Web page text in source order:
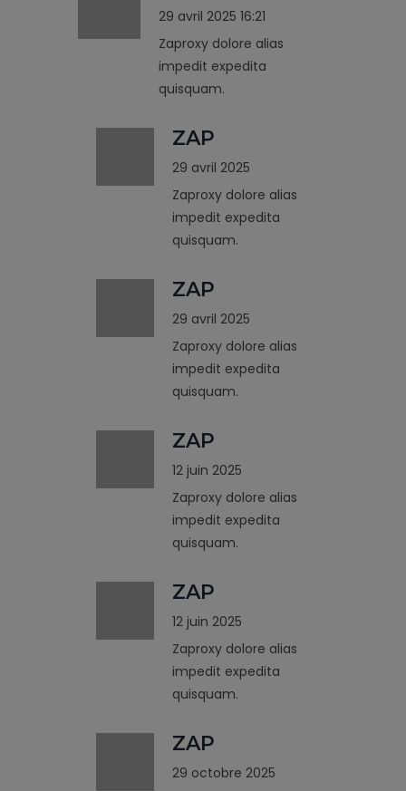
29 avril 2025 16:21
Zaproxy dolore alias
impedit expedita
quisquam.
ZAP
29 avril 2025
Zaproxy dolore alias
impedit expedita
quisquam.
ZAP
29 avril 2025
Zaproxy dolore alias
impedit expedita
quisquam.
ZAP
12 juin 2025
Zaproxy dolore alias
impedit expedita
quisquam.
ZAP
12 juin 2025
Zaproxy dolore alias
impedit expedita
quisquam.
ZAP
29 octobre 2025